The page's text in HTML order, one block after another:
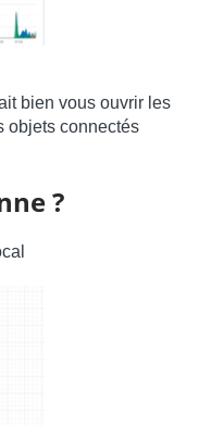
bien vous ouvrir les
objets connectés
?